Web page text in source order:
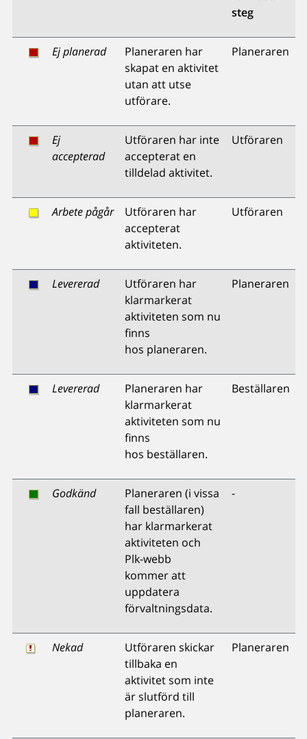
steg
Ej planerad
Planeraren har
skapat en aktivitet
utan att utse
utförare.
Planeraren
Ej
accepterad
Utföraren har inte
accepterat en
tilldelad aktivitet.
Utföraren
Arbete pågår
Utföraren har
accepterat
aktiviteten.
Utföraren
Levererad
Utföraren har
klarmarkerat
aktiviteten som nu
finns
hos planeraren.
Planeraren
Levererad
Planeraren har
klarmarkerat
aktiviteten som nu
finns
hos beställaren.
Beställaren
Godkänd
Planeraren (i vissa
fall beställaren)
har klarmarkerat
aktiviteten och
Plk-webb
kommer att
uppdatera
förvaltningsdata.
-
Nekad
Utföraren skickar
tillbaka en
aktivitet som inte
är slutförd till
planeraren.
Planeraren